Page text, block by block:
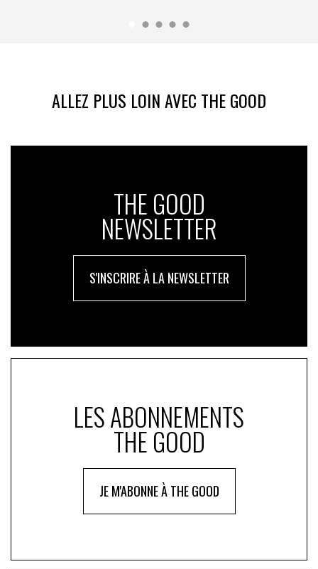
ALLEZ PLUS LOIN AVEC THE GOOD
THE GOOD
NEWSLETTER
S'INSCRIRE À LA NEWSLETTER
LES ABONNEMENTS
THE GOOD
JE M'ABONNE À THE GOOD